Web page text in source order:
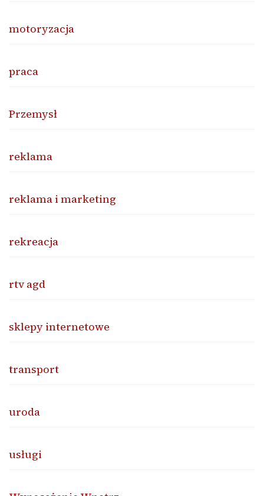
motoryzacja
praca
Przemysł
reklama
reklama i marketing
rekreacja
rtv agd
sklepy internetowe
transport
uroda
usługi